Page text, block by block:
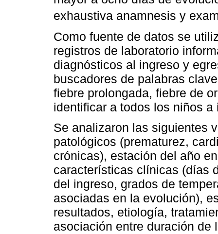
exhaustiva anamnesis y
Como fuente de datos se
registros de laboratorio
diagnósticos al ingreso y
buscadores de palabras
fiebre prolongada, fiebre de
identificar a todos los niños a
Se analizaron las siguientes
patológicos (prematurez,
crónicas), estación del año
características clínicas (días
del ingreso, grados de
asociadas en la evolución),
resultados, etiología,
asociación entre duración de